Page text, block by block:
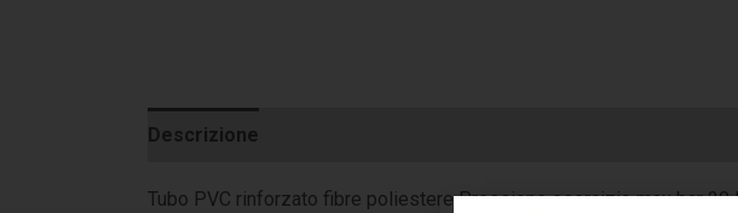
Descrizione
Tubo PVC rinforzato fibre poliestere Pressione esercizio max bar